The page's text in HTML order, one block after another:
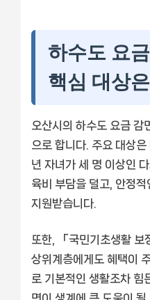
하수도 요
핵심 대상
오산시의 하수도 요금 감
으로 합니다. 주요 대상
년 자녀가 세 명 이상인
육비 부담을 덜고, 안정
지원받습니다.
또한, 「국민기초생활 보
상위계층에게도 혜택이
로 기본적인 생활조차 힘